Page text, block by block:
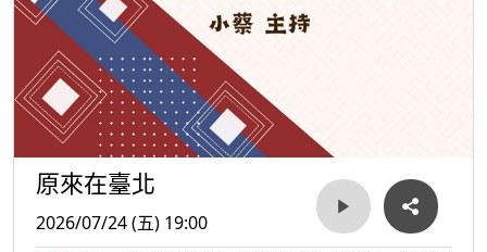
原來在臺北
2026/07/24 (五) 19:00